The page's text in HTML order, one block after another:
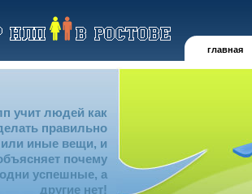
главная
учит людей как
правильно
или иные вещи, и
почему
одни успешные, а
другие нет!